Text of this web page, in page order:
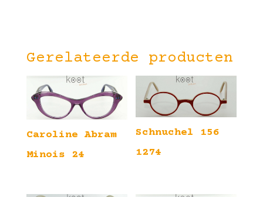
Gerelateerde producten
Caroline Abram
Minois 24
Schnuchel 156
1274